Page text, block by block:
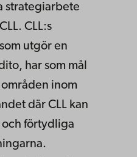
strategiarbete
CLL:s
utgör en
har som mål
inom
där CLL kan
förtydliga